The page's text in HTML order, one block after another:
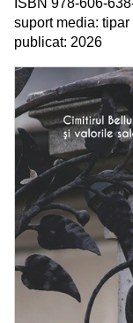
ISBN 978-606-
suport media: tipar
publicat: 2026